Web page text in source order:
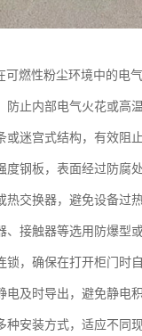
燃性粉尘环境中的电
止内部电气火花或高
迷宫式结构，有效阻
钢板，表面经过防腐
交换器，避免设备过
接触器等选用防爆型
，确保在打开柜门时
及时导出，避免静电
安装方式，适应不同现